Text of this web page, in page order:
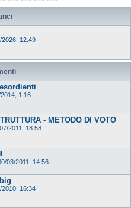
2026, 12:49
1:16
- METODO DI VOTO
2011, 18:58
03/2011, 14:56
2010, 16:34